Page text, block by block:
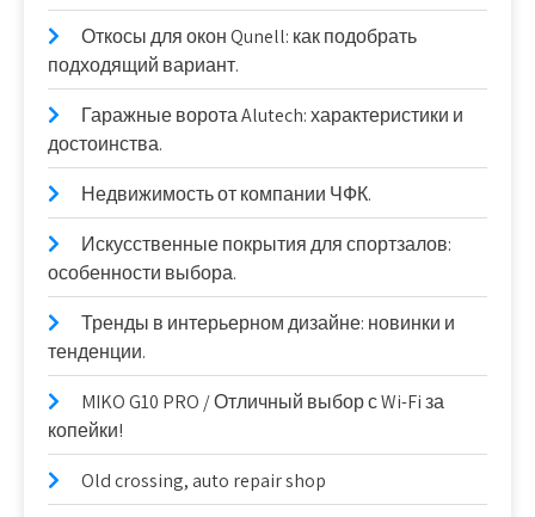
Откосы для окон Qunell: как подобрать
подходящий вариант.
Гаражные ворота Alutech: характеристики и
достоинства.
Недвижимость от компании ЧФК.
Искусственные покрытия для спортзалов:
особенности выбора.
Тренды в интерьерном дизайне: новинки и
тенденции.
MIKO G10 PRO / Отличный выбор с Wi-Fi за
копейки!
Old crossing, auto repair shop